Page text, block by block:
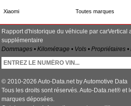
Xiaomi Toutes marques
Rapport d'historique du véhicule par carVertical
supplémentaire
Dommages • Kilométrage • Vols • Propriétaires
© 2010-2026 Auto-Data.net by Automotive Data
Tous les droits sont réservés. Auto-Data.net® et
marques déposées.